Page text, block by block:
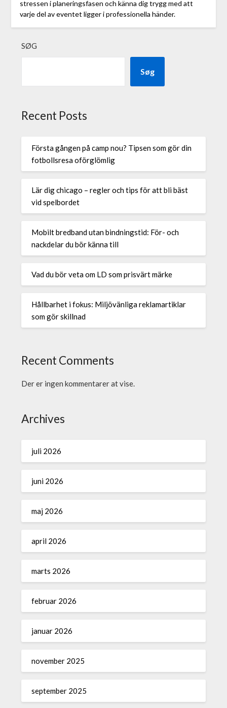
stressen i planeringsfasen och känna dig trygg med att
varje del av eventet ligger i professionella händer.
SØG
Søg
Recent Posts
Första gången på camp nou? Tipsen som gör din
fotbollsresa oförglömlig
Lär dig chicago – regler och tips för att bli bäst
vid spelbordet
Mobilt bredband utan bindningstid: För- och
nackdelar du bör känna till
Vad du bör veta om LD som prisvärt märke
Hållbarhet i fokus: Miljövänliga reklamartiklar
som gör skillnad
Recent Comments
Der er ingen kommentarer at vise.
Archives
juli 2026
juni 2026
maj 2026
april 2026
marts 2026
februar 2026
januar 2026
november 2025
september 2025